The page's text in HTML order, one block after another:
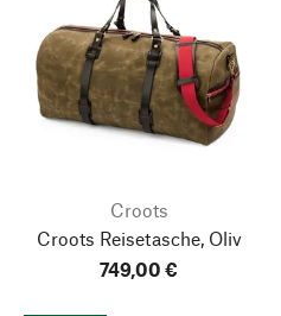
Croots
Croots Reisetasche, Oliv
749,00 €